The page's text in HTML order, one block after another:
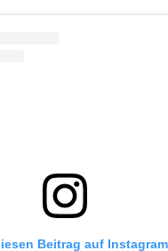
Beitrag auf